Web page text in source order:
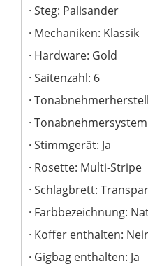
Steg: Palisander
Mechaniken: Klassik
Hardware: Gold
Saitenzahl: 6
Stimmgerät: Ja
Rosette: Multi-Stripe
Schlagbrett:
Farbbezeichnung:
Koffer enthalten:
Gigbag enthalten: Ja